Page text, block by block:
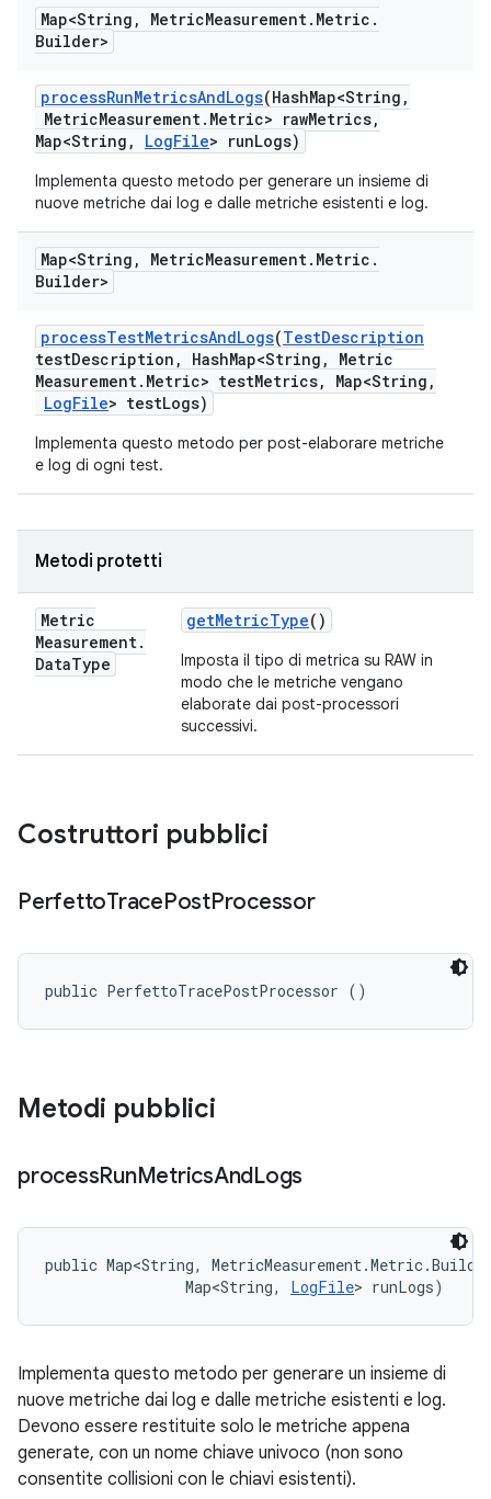
Map<String , MetricMeasurement. Metric .
Builder>
processRunMetricsAndLogs(HashMap<String ,
MetricMeasurement. Metric> rawMetrics,
Map<String , LogFile> runLogs)
Implementa questo metodo per generare un insieme di
nuove metriche dai log e dalle metriche esistenti e log.
Map<String , MetricMeasurement. Metric .
Builder>
processTestMetricsAndLogs(TestDescription
testDescription , HashMap<String ,
Metric
Measurement. Metric> testMetrics, Map<String ,
LogFile> testLogs)
Implementa questo metodo per post-elaborare metriche
e log di ogni test.
Metodi protetti
Metric
Measurement.
DataType
getMetricType()
Imposta il tipo di metrica su RAW in
modo che le metriche vengano
elaborate dai post-processori
successivi.
Costruttori pubblici
PerfettoTracePostProcessor
public PerfettoTracePostProcessor ()
Metodi pubblici
processRunMetricsAndLogs
public Map<String,
                Map<String,
LogFile> runLogs)
Implementa questo metodo per generare un insieme di
nuove metriche dai log e dalle metriche esistenti e log.
Devono essere restituite solo le metriche appena
generate, con un nome chiave univoco (non sono
consentite collisioni con le chiavi esistenti).